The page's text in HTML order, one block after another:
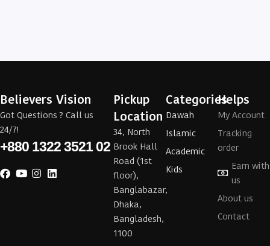
Believers Vision
Got Questions ? Call us
24/7!
+880 1322 3521 02
Pickup
Location
34, North
Brook Hall
Road (1st
floor),
Banglabazar,
Dhaka,
Bangladesh,
1100
Categories
Dawah
Islamic
Academic
Kids
Helps
My Account
Tracking
order
Earn with
us
About us
Contact